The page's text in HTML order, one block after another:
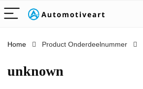
Home Product Onderdeelnummer
‎unknown